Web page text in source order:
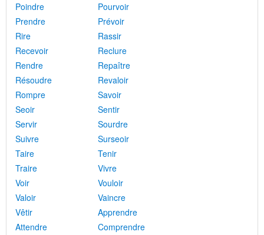
Poindre
Pourvoir
Prendre
Prévoir
Rire
Rassir
Recevoir
Reclure
Rendre
Repaître
Résoudre
Revaloir
Rompre
Savoir
Seoir
Sentir
Servir
Sourdre
Suivre
Surseoir
Taire
Tenir
Traire
Vivre
Voir
Vouloir
Valoir
Vaincre
Vêtir
Apprendre
Attendre
Comprendre